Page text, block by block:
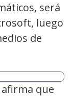
será
luego
de
que